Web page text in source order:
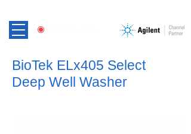
BioTek ELx405 Select
Deep Well Washer